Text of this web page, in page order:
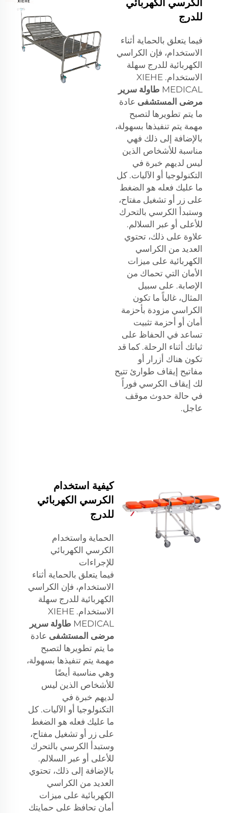
الكرسي الكهربائي
للدرج
فيما يتعلق بالحماية أثناء
الاستخدام، فإن الكراسي
الكهربائية للدرج سهلة
الاستخدام. XIEHE
MEDICAL طاولة سرير
مرضى المستشفى عادة
ما يتم تطويرها لتصبح
مهمة يتم تنفيذها بسهولة،
بالإضافة إلى ذلك فهي
مناسبة للأشخاص الذين
ليس لديهم خبرة في
التكنولوجيا أو الآليات. كل
ما عليك فعله هو الضغط
على زر أو تشغيل مفتاح،
وستبدأ الكرسي بالتحرك
للأعلى أو عبر السلالم.
علاوة على ذلك، تحتوي
العديد من الكراسي
الكهربائية على ميزات
الأمان التي تحماك من
الإصابة. على سبيل
المثال، غالباً ما تكون
الكراسي مزودة بأحزمة
أمان أو أحزمة تثبيت
تساعد في الحفاظ على
ثباتك أثناء الرحلة. كما قد
تكون هناك أزرار أو
مفاتيح إيقاف طوارئ تتيح
لك إيقاف الكرسي فوراً
في حالة حدوث موقف
عاجل.
كيفية استخدام
الكرسي الكهربائي
للدرج
الحماية واستخدام
الكرسي الكهربائي
للإجراءات
فيما يتعلق بالحماية أثناء
الاستخدام، فإن الكراسي
الكهربائية للدرج سهلة
الاستخدام. XIEHE
MEDICAL طاولة سرير
مرضى المستشفى عادة
ما يتم تطويرها لتصبح
مهمة يتم تنفيذها بسهولة،
وهي مناسبة أيضًا
للأشخاص الذين ليس
لديهم خبرة في
التكنولوجيا أو الآليات. كل
ما عليك فعله هو الضغط
على زر أو تشغيل مفتاح،
وستبدأ الكرسي بالتحرك
للأعلى أو عبر السلالم.
بالإضافة إلى ذلك، تحتوي
العديد من الكراسي
الكهربائية على ميزات
أمان تحافظ على حمايتك